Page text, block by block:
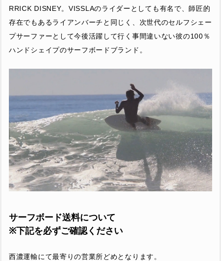
RRICK DISNEY。VISSLAのライダーとしても有名で、師匠的
存在でもあるライアンバーチと同じく、次世代のセルフシェー
プサーファーとして今後活躍して行く事間違いない彼の100％
ハンドシェイプのサーフボードブランド。
サーフボード送料について
※下記を必ずご確認ください
西濃運輸にて最寄りの営業所どめとなります。